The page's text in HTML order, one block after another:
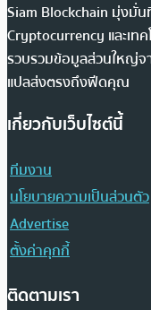
Siam Blockchain มุ่งมั่น
Cryptocurrency และเท
รวบรวมข้อมูลส่วนใหญ่จา
แปลส่งตรงถึงฟีดคุณ
เกี่ยวกับเว็บไซต์นี้
ทีมงาน
นโยบายความเป็นส่วนตัว
Advertise
ตั้งค่าคุกกี้
ติดตามเรา